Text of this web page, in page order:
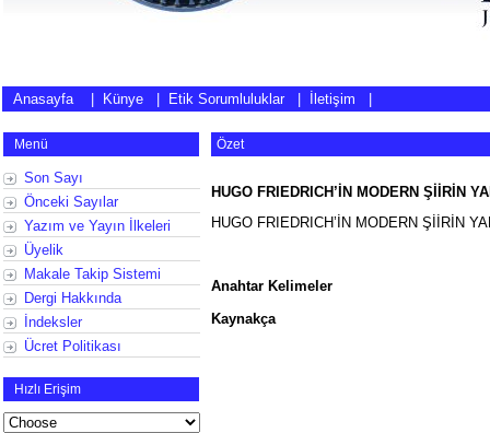
Anasayfa| Künye Etik Sorumluluklar İletişim
Menü
Son Sayı
Önceki Sayılar
Yazım ve Yayın İlkeleri
Üyelik
Makale Takip Sistemi
Dergi Hakkında
İndeksler
Ücret Politikası
Hızlı Erişim
Özet
HUGO FRIEDRICH’İN MODERN ŞİİRİN
HUGO FRIEDRICH’İN MODERN ŞİİRİN
Anahtar Kelimeler
Kaynakça